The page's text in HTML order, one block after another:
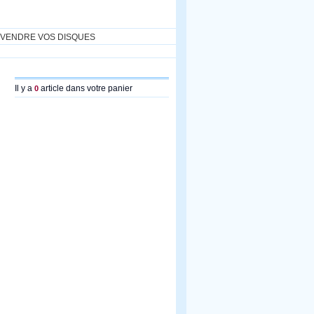
VENDRE VOS DISQUES
Il y a 0 article dans votre panier